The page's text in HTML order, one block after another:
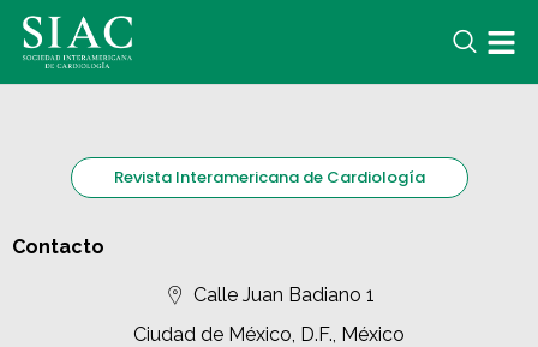
Revista Interamericana de Cardiología
Contacto
Calle Juan Badiano 1
Ciudad de México, D.F., México